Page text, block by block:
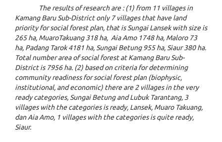
The results of research are : (1) from 11 villages in
Kamang Baru Sub-District only 7 villages that have land
priority for social forest plan, that is Sungai Lansek with size is
265 ha, MuaroTakuang 318 ha, Aia Amo 1748 ha, Maloro 73
ha, Padang Tarok 4181 ha, Sungai Betung 955 ha, Siaur 380 ha.
Total number area of social forest at Kamang Baru Sub-
District is 7956 ha. (2) based on criteria for determining
community readiness for social forest plan (biophysic,
institutional, and economic) there are 2 villages in the very
ready categories, Sungai Betung and Lubuk Tarantang, 3
villages with the categories is ready, Lansek, Muaro Takuang,
dan Aia Amo, 1 villages with the categories is quite ready,
Siaur.